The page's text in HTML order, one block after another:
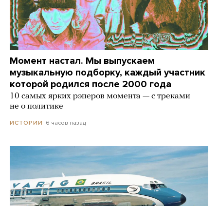
Момент настал. Мы выпускаем
музыкальную подборку, каждый участник
которой родился после 2000 года
10 самых ярких рэперов момента — с треками
не о политике
ИСТОРИИ 6 часов назад